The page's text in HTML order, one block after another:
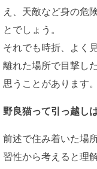
え、天敵など身の危
とでしょう。
それでも時折、よく
離れた場所で目撃し
思うことがあります。
野良猫って引っ越し
前述で住み着いた場
習性から考えると理